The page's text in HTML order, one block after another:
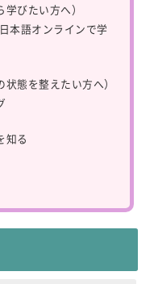
びたい方へ）
本語オンラインで学
態を整えたい方へ）
知る